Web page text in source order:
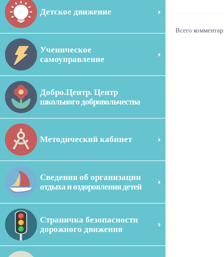
Детское движение
Ученическое
самоуправление
Добро.Центр. Центр
школьного добровольчества
Методический кабинет
Сведения об организации
отдыха и оздоровления детей
Страничка безопасности
дорожного движения
Всего